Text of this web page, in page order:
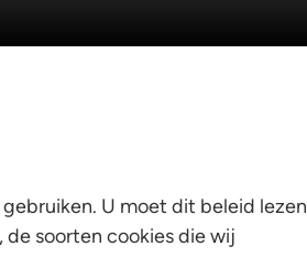
U moet dit beleid lezen
soorten cookies die wij